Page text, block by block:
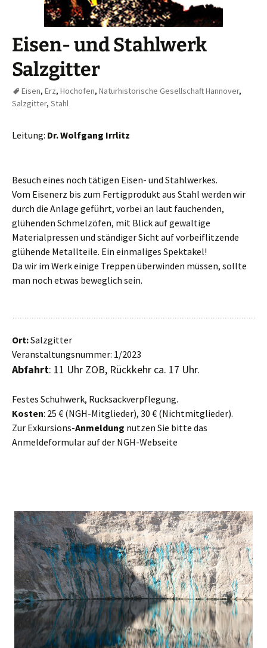
Eisen- und Stahlwerk
Salzgitter
Eisen, Erz, Hochofen, Naturhistorische Gesellschaft Hannover,
Salzgitter, Stahl
Leitung: Dr. Wolfgang Irrlitz
Besuch eines noch tätigen Eisen- und Stahlwerkes.
Vom Eisenerz bis zum Fertigprodukt aus Stahl werden wir
durch die Anlage geführt, vorbei an laut fauchenden,
glühenden Schmelzöfen, mit Blick auf gewaltige
Materialpressen und ständiger Sicht auf vorbeiflitzende
glühende Metallteile. Ein einmaliges Spektakel!
Da wir im Werk einige Treppen überwinden müssen, sollte
man noch etwas beweglich sein.
Ort:Salzgitter
Veranstaltungsnummer: 1/2023
Abfahrt: 11 Uhr ZOB, Rückkehr ca. 17 Uhr.
Festes Schuhwerk, Rucksackverpflegung.
Kosten: 25 € (NGH-Mitglieder), 30 € (Nichtmitglieder).
Zur Exkursions-Anmeldung nutzen Sie bitte das
Anmeldeformular auf der NGH-Webseite